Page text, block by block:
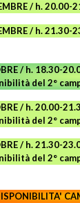
/ h. 20.00-
/ h. 21.30-
/ h. 18.30-
del 2°
/ h. 20.00-
del 2°
/ h. 21.30-
del 2°